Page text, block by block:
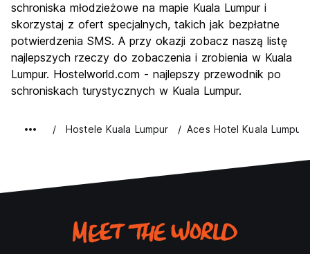
Najlepsza wartość
schroniska młodzieżowe na mapie Kuala Lumpur i
skorzystaj z ofert specjalnych, takich jak bezpłatne
potwierdzenia SMS. A przy okazji zobacz naszą listę
najlepszych rzeczy do zobaczenia i zrobienia w Kuala
Lumpur. Hostelworld.com - najlepszy przewodnik po
schroniskach turystycznych w Kuala Lumpur.
Hostele Kuala Lumpur Aces Hotel Kuala Lumpur